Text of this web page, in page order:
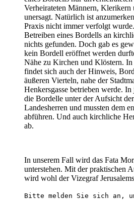
Verheirateten Männern, Klerikern
unersagt. Natürlich ist
Praxis nicht immer verfolgt
Betreiben eines Bordells an
nichts gefunden. Doch gab es
kein Bordell eröffnet werden
Nähe zu Kirchen und Klöstern. In
findet sich auch der Hinweis,
äußeren Vierteln, nahe der
Henkersgasse betrieben werde.
die Bordelle unter der Aufsicht
Landesherren und mussten dem
abführen. Und auch kirchliche
ab.
In unserem Fall wird das Fata
unterstehen. Mit der praktischen
wird wohl der Vizegraf
Bitte melden Sie sich an,